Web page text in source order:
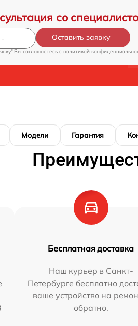
со
Оставить заявку
Вы соглашаетесь c политикой
Модели Гарантия
Бесплатная доставка
Наш курьер в Санкт-
Петербурге бесплатно
ваше устройство на
обратно.